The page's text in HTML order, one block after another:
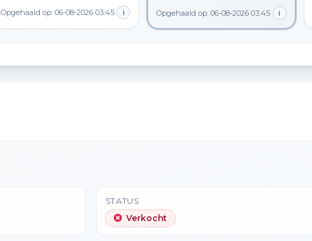
Opgehaald op: 06-08-2026 03:45 i Opgehaald op: 06-08-2026 03:45 i
STATUS
Verkocht